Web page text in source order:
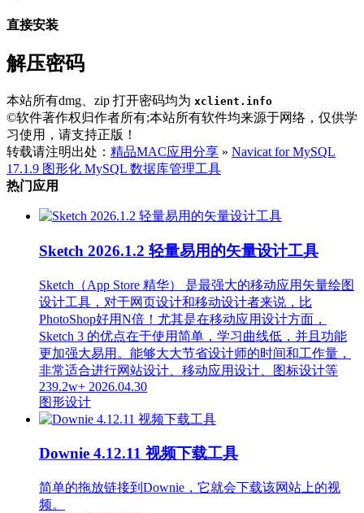
直接安装
解压密码
本站所有dmg、zip 打开密码均为 xclient.info
©软件著作权归作者所有;本站所有软件均来源于网络，仅供学
习使用，请支持正版！
转载请注明出处： 精品MAC应用分享 » Navicat for MySQL
17.1.9 图形化 MySQL 数据库管理工具
热门应用
Sketch 2026.1.2 轻量易用的矢量设计工具
Sketch（App Store 精华） 是最强大的移动应用矢量绘图
设计工具，对于网页设计和移动设计者来说，比
PhotoShop好用N倍！尤其是在移动应用设计方面，
Sketch 3 的优点在于使用简单，学习曲线低，并且功能
更加强大易用。能够大大节省设计师的时间和工作量，
非常适合进行网站设计、移动应用设计、图标设计等
239.2w+ 2026.04.30
图形设计
Downie 4.12.11 视频下载工具
简单的拖放链接到Downie，它就会下载该网站上的视
频。